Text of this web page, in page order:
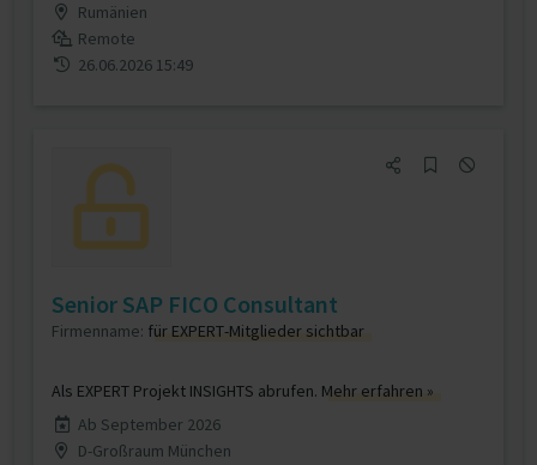
Rumänien
Remote
26.06.2026 15:49
Senior SAP FICO Consultant
Firmenname: für EXPERT-Mitglieder sichtbar
Als EXPERT Projekt INSIGHTS abrufen. Mehr erfahren »
Ab September 2026
D-Großraum München